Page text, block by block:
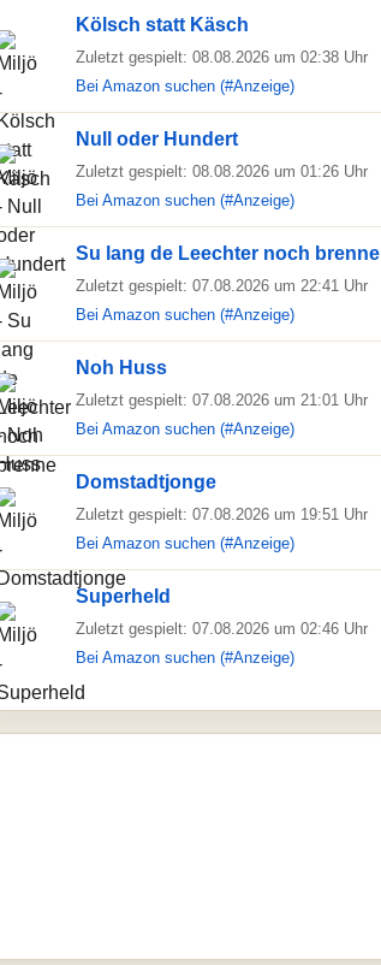
Kölsch statt Käsch
Zuletzt gespielt: 08.08.2026 um 02:38 Uhr
Bei Amazon suchen (#Anzeige)
Null oder Hundert
Zuletzt gespielt: 08.08.2026 um 01:26 Uhr
Bei Amazon suchen (#Anzeige)
Su lang de Leechter noch brenne
Zuletzt gespielt: 07.08.2026 um 22:41 Uhr
Bei Amazon suchen (#Anzeige)
Noh Huss
Zuletzt gespielt: 07.08.2026 um 21:01 Uhr
Bei Amazon suchen (#Anzeige)
Domstadtjonge
Zuletzt gespielt: 07.08.2026 um 19:51 Uhr
Bei Amazon suchen (#Anzeige)
Superheld
Zuletzt gespielt: 07.08.2026 um 02:46 Uhr
Bei Amazon suchen (#Anzeige)